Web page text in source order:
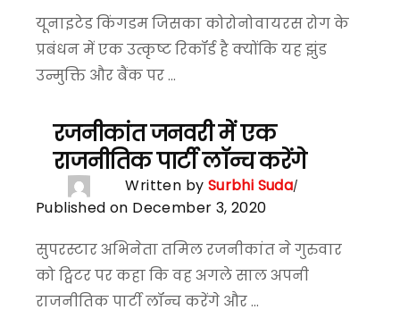
यूनाइटेड किंगडम जिसका कोरोनोवायरस रोग के
प्रबंधन में एक उत्कृष्ट रिकॉर्ड है क्योंकि यह झुंड
उन्मुक्ति और बैंक पर ...
रजनीकांत जनवरी में एक
राजनीतिक पार्टी लॉन्च करेंगे
Written by Surbhi Suda
Published on December 3, 2020
सुपरस्टार अभिनेता तमिल रजनीकांत ने गुरुवार
को ट्विटर पर कहा कि वह अगले साल अपनी
राजनीतिक पार्टी लॉन्च करेंगे और ...